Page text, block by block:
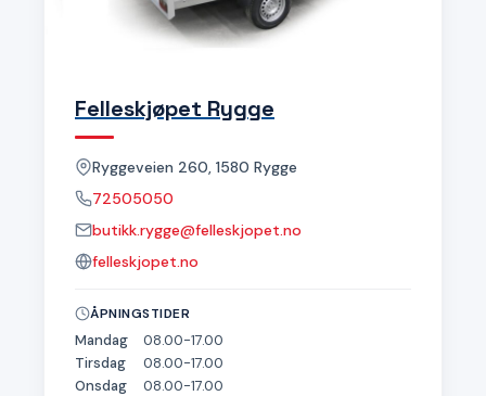
Felleskjøpet Rygge
Ryggeveien 260, 1580 Rygge
72505050
butikk.rygge@felleskjopet.no
felleskjopet.no
ÅPNINGSTIDER
Mandag
08.00-17.00
Tirsdag
08.00-17.00
Onsdag
08.00-17.00